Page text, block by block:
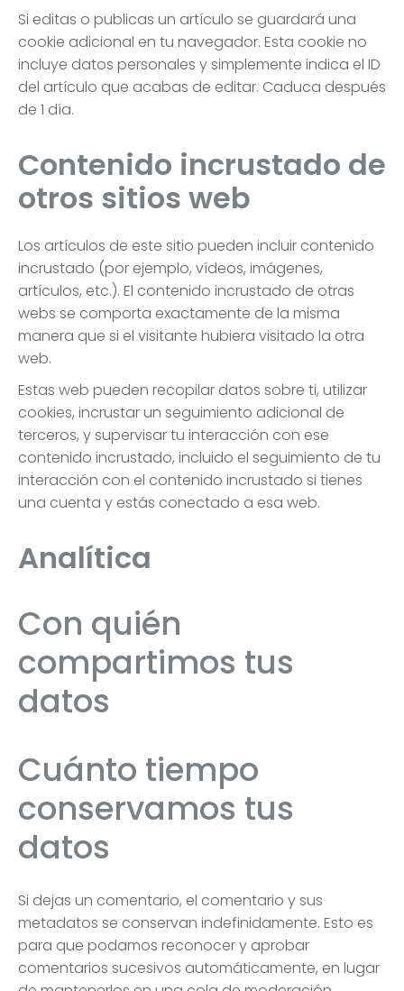
Si editas o publicas un artículo se guardará una
cookie adicional en tu navegador. Esta cookie no
incluye datos personales y simplemente indica el ID
del artículo que acabas de editar. Caduca después
de 1 día.
Contenido incrustado de
otros sitios web
Los artículos de este sitio pueden incluir contenido
incrustado (por ejemplo, vídeos, imágenes,
artículos, etc.). El contenido incrustado de otras
webs se comporta exactamente de la misma
manera que si el visitante hubiera visitado la otra
web.
Estas web pueden recopilar datos sobre ti, utilizar
cookies, incrustar un seguimiento adicional de
terceros, y supervisar tu interacción con ese
contenido incrustado, incluido el seguimiento de tu
interacción con el contenido incrustado si tienes
una cuenta y estás conectado a esa web.
Analítica
Con quién
compartimos tus
datos
Cuánto tiempo
conservamos tus
datos
Si dejas un comentario, el comentario y sus
metadatos se conservan indefinidamente. Esto es
para que podamos reconocer y aprobar
comentarios sucesivos automáticamente, en lugar